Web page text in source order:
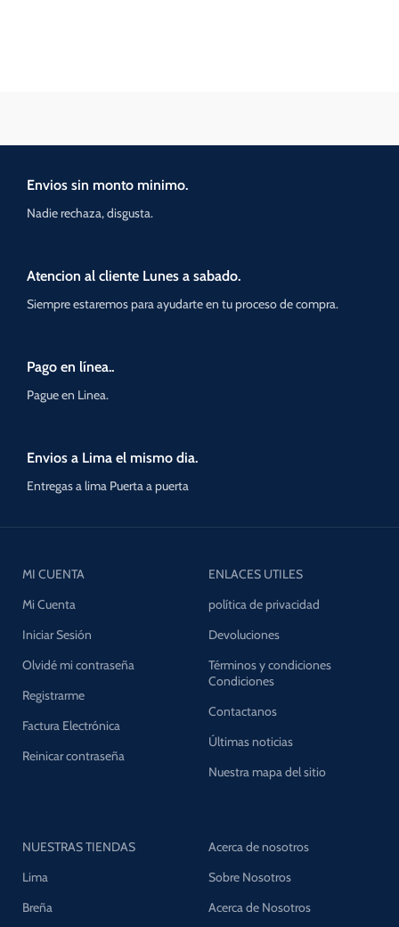
Envios sin monto minimo.
Nadie rechaza, disgusta.
Atencion al cliente Lunes a sabado.
Siempre estaremos para ayudarte en tu proceso de compra.
Pago en línea..
Pague en Linea.
Envios a Lima el mismo dia.
Entregas a lima Puerta a puerta
MI CUENTA
Mi Cuenta
Iniciar Sesión
Olvidé mi contraseña
Registrarme
Factura Electrónica
Reinicar contraseña
ENLACES UTILES
política de privacidad
Devoluciones
Términos y condiciones
Condiciones
Contactanos
Últimas noticias
Nuestra mapa del sitio
NUESTRAS TIENDAS
Lima
Breña
Acerca de nosotros
Sobre Nosotros
Acerca de Nosotros